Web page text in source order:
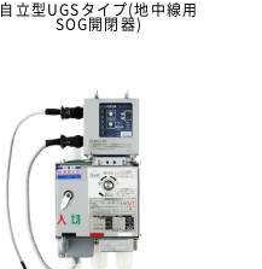
自立型UGSタイプ(地中線用
SOG開閉器)